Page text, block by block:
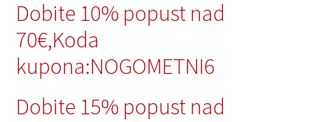
Dobite 10% popust nad
70€,Koda
kupona:NOGOMETNI6
Dobite 15% popust nad